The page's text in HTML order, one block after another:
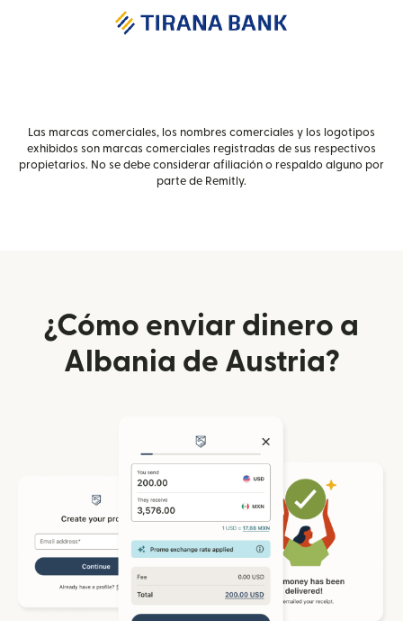
Las marcas comerciales, los nombres comerciales y los logotipos
exhibidos son marcas comerciales registradas de sus respectivos
propietarios. No se debe considerar afiliación o respaldo alguno por
parte de Remitly.
¿Cómo enviar dinero a
Albania de Austria?